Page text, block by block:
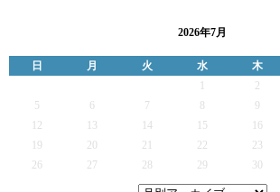
2026年7月
日 月 火 水 木
2
5
6 7 9
12
13 14 15 16
19
20 21 22 23
26
27 28 29 30